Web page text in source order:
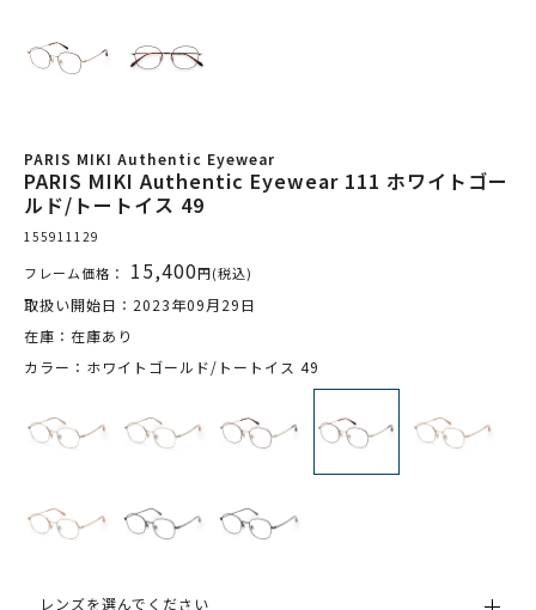
PARIS MIKI Authentic Eyewear
PARIS MIKI Authentic Eyewear 111 ホワイトゴー
ルド/トートイス 49
155911129
フレーム価格： 15,400円(税込)
取扱い開始日：2023年09月29日
在庫：在庫あり
カラー：ホワイトゴールド/トートイス 49
レンズを選んでください